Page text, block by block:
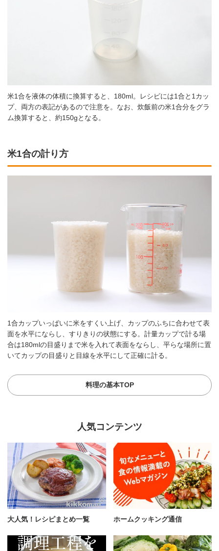
米1合を液体の体積に換算すると、180ml。レシピには1合と1カッ
プ、両方の表記があるので注意を。なお、炊飯前の米1合分をグラ
ム換算すると、約150gとなる。
米1合の計り方
1合カップいっぱいに米をすくい上げ、カップのふちに合わせて表
面を水平にならし、すりきりの状態にする。計量カップで計る場
合は180mlの目盛りまで米を入れて表面をならし、平らな場所に置
いてカップの目盛りと目線を水平にして正確に計る。
料理の基本TOP
人気コンテンツ
大人気！レシピまとめ一覧 ホームクッキング通信